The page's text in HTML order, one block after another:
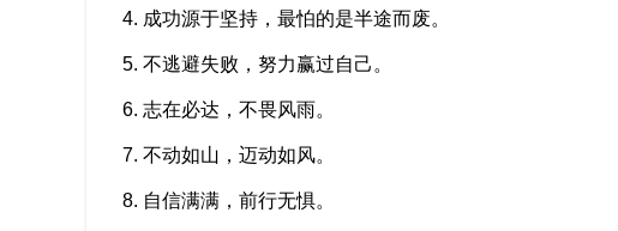
4. 成功源于坚持，最怕的是半途而废。
5. 不逃避失败，努力赢过自己。
6. 志在必达，不畏风雨。
7. 不动如山，迈动如风。
8. 自信满满，前行无惧。